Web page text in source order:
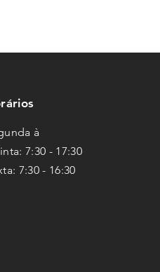
à
7:30 - 17:30
: 7:30 - 16:30